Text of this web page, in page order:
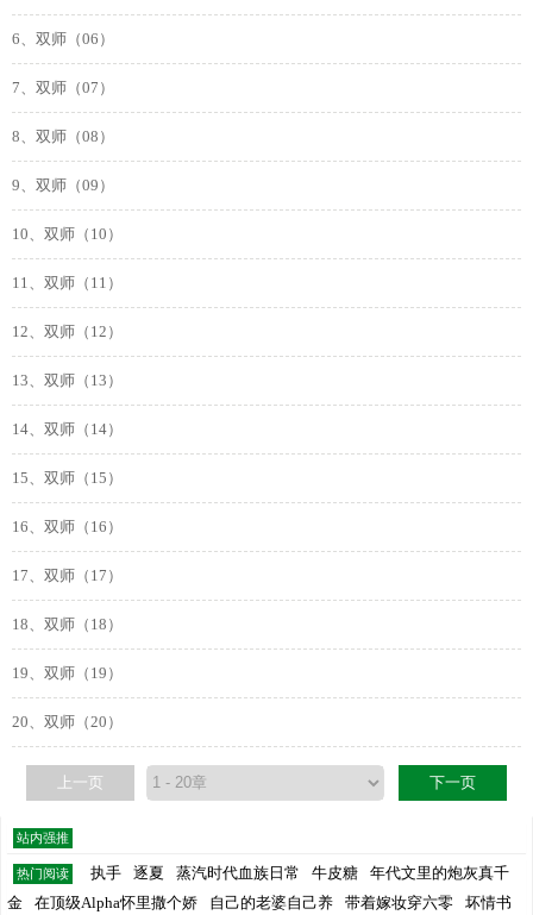
6、双师（06）
7、双师（07）
8、双师（08）
9、双师（09）
10、双师（10）
11、双师（11）
12、双师（12）
13、双师（13）
14、双师（14）
15、双师（15）
16、双师（16）
17、双师（17）
18、双师（18）
19、双师（19）
20、双师（20）
上一页 下一页
站内强推
热门阅读 执手 逐夏 蒸汽时代血族日常 牛皮糖
年代文里的炮灰真千
金
在顶级Alpha怀里撒个娇 自己的老婆自己养 带着嫁妆穿六零 坏情书